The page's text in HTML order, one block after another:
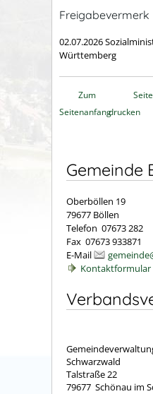
Freigabevermerk
02.07.2026
Württemberg
Zum
Seitenanfang
Seite
drucken
Gemeinde
Oberböllen 19
79677 Böllen
Telefon 07673 282
Fax 07673 933871
E-Mail
Kontaktformular
Schwarzwald
Talstraße 22
79677 Schönau im